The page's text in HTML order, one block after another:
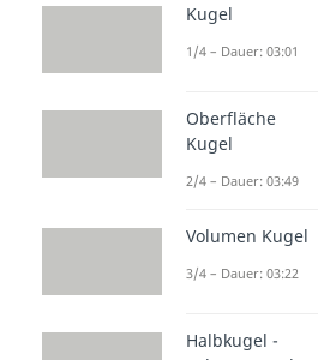
Kugel
1/4 – Dauer: 03:01
Oberfläche
Kugel
2/4 – Dauer: 03:49
Volumen Kugel
3/4 – Dauer: 03:22
Halbkugel -